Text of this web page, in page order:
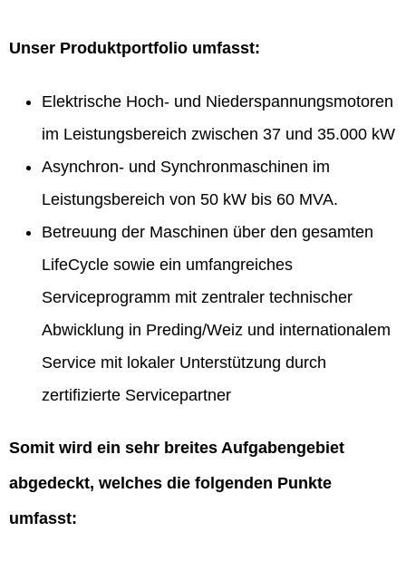
Unser Produktportfolio umfasst:
Elektrische Hoch- und Niederspannungsmotoren
im Leistungsbereich zwischen 37 und 35.000 kW
Asynchron- und Synchronmaschinen im
Leistungsbereich von 50 kW bis 60 MVA.
Betreuung der Maschinen über den gesamten
LifeCycle sowie ein umfangreiches
Serviceprogramm mit zentraler technischer
Abwicklung in Preding/Weiz und internationalem
Service mit lokaler Unterstützung durch
zertifizierte Servicepartner
Somit wird ein sehr breites Aufgabengebiet
abgedeckt, welches die folgenden Punkte
umfasst: